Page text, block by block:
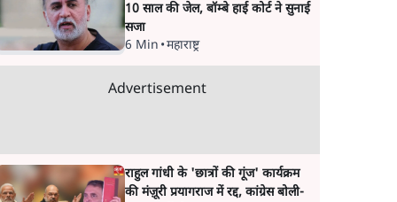
10 साल की जेल, बॉम्बे हाई कोर्ट ने सुनाई
सजा
6 Min •महाराष्ट्र
Advertisement
राहुल गांधी के 'छात्रों की गूंज' कार्यक्रम
की मंज़ूरी प्रयागराज में रद्द, कांग्रेस बोली-